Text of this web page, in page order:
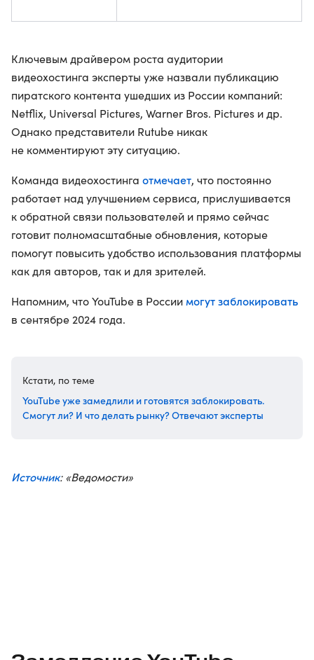
Ключевым драйвером роста аудитории
видеохостинга эксперты уже назвали публикацию
пиратского контента ушедших из России компаний:
Netflix, Universal Pictures, Warner Bros. Pictures и др.
Однако представители Rutube никак
не комментируют эту ситуацию.
Команда видеохостинга отмечает, что постоянно
работает над улучшением сервиса, прислушивается
к обратной связи пользователей и прямо сейчас
готовит полномасштабные обновления, которые
помогут повысить удобство использования платформы
как для авторов, так и для зрителей.
Напомним, что YouTube в России могут заблокировать
в сентябре 2024 года.
Кстати, по теме
YouTube уже замедлили и готовятся заблокировать.
Смогут ли? И что делать рынку? Отвечают эксперты
Источник: «Ведомости»